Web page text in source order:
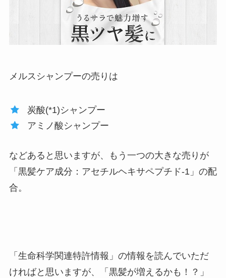
メルスシャンプーの売りは
炭酸(*1)シャンプー
アミノ酸シャンプー
などあると思いますが、もう一つの大きな売りが
「黒髪ケア成分：アセチルヘキサペプチド-1」の配
合。
「生命科学関連特許情報」の情報を読んでいただ
ければと思いますが、「黒髪が増えるかも！？」